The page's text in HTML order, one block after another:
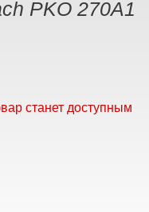
PKO 270A1
станет доступным